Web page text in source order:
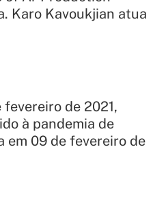
Karo Kavoukjian atua
de 2021,
à pandemia de
em 09 de fevereiro de